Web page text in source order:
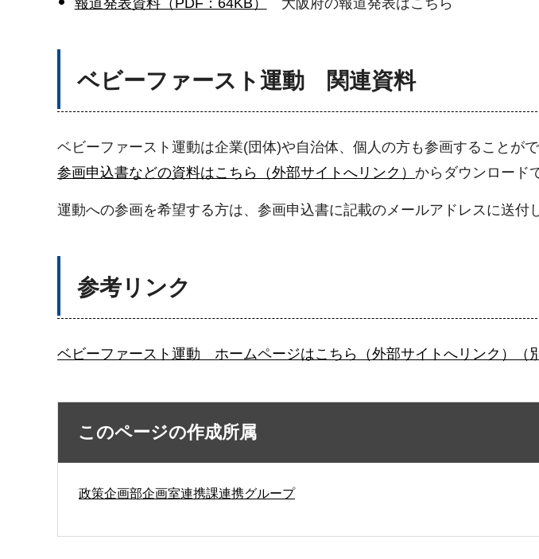
報道発表資料（PDF：64KB）
大阪府の報道発表はこちら
ベビーファースト運動 関連資料
ベビーファースト運動は企業(団体)や自治体、個人の方も参画することがで
参画申込書などの資料はこちら（外部サイトへリンク） からダウンロード
運動への参画を希望する方は、参画申込書に記載のメールアドレスに送付
参考リンク
ベビーファースト運動 ホームページはこちら（外部サイトへリンク）（
このページの作成所属
政策企画部企画室連携課連携グループ